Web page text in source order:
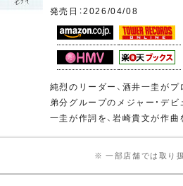
発売日：2026/04/08
純烈のリーダー、酒井一圭が
弟分グループのメジャー・デ
一圭が作詞を、岩崎貴文が作
※ 一部店舗では取り